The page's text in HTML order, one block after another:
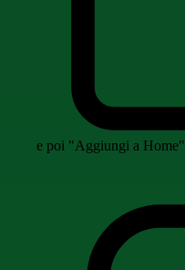
e poi "Aggiungi a Home"